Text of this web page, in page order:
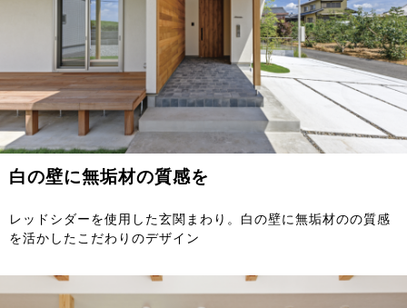
白の壁に無垢材の質感を
レッドシダーを使用した玄関まわり。白の壁に無垢材のの質感
を活かしたこだわりのデザイン